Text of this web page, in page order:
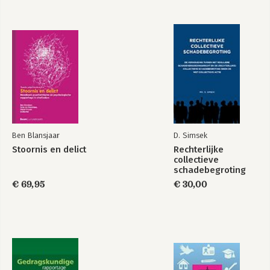
1.4.2.3.1 Benodigde stukken voor art. 2.3 Wfz zorgmachtiging /
1.4.2.4 NIFP-deskundige / 51
1.4.2.4.1 Wfz-instellingen en beveiligingsniveau / 53
1.4.2.5 Beoordeling en beslissing / 56
1.4.2.5.1 Vormen van zorg / 57
1.4.2.5.1.1 Opname in een accommodatie / 59
1.4.2.5.1.2 Combinaties / 62
1.4.2.5.1.3 Jeugdigen / 63
1.4.2.5.2 Termijnen / 64
1.4.2.5.3 Recht op dezelfde rechter / 66
1.5 Forensische zorg versus zorgmachtiging / 69
1.5.b Zorgmachtiging art. 2.3 Wfz / 72
Wfz-machtiging / 75
1.8 Overzicht titels voor psychiatrische zorg in het strafrecht /
79
Ben Blansjaar
Stoornis en delict
€ 69,95
D. Simsek
Rechterlijke
collectieve
schadebegroting
€ 30,00